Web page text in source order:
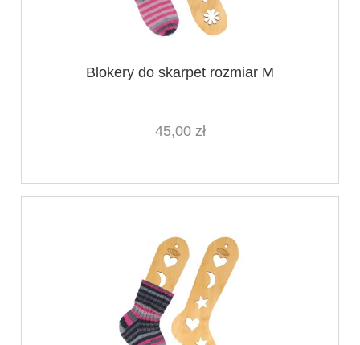
Blokery do skarpet rozmiar M
45,00 zł